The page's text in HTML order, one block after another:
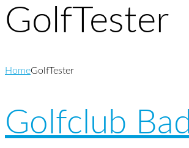
GolfTester
HomeGolfTester
Golfclub Bad